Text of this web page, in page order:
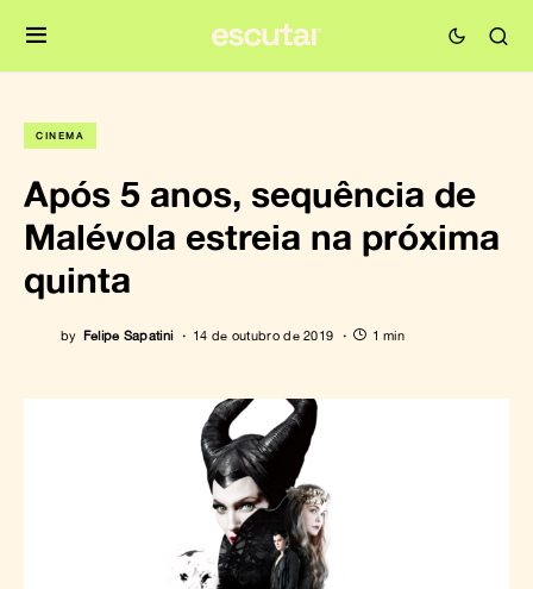
CINEMA
Após 5 anos, sequência de
Malévola estreia na próxima
quinta
by Felipe Sapatini 14 de outubro de 2019 1 min